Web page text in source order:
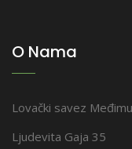
O Nama
Lovački savez
Ljudevita Gaja 35